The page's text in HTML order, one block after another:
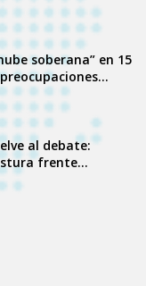
soberana” en 15
al debate:
frente...